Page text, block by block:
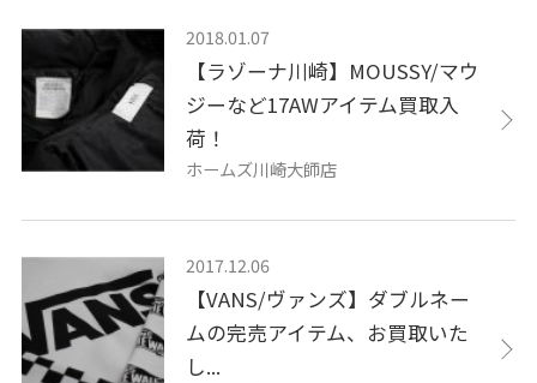
2018.01.07
【ラゾーナ川崎】MOUSSY/マウ
ジーなど17AWアイテム買取入
荷！
ホームズ川崎大師店
2017.12.06
【VANS/ヴァンズ】ダブルネー
ムの完売アイテム、お買取いた
し...